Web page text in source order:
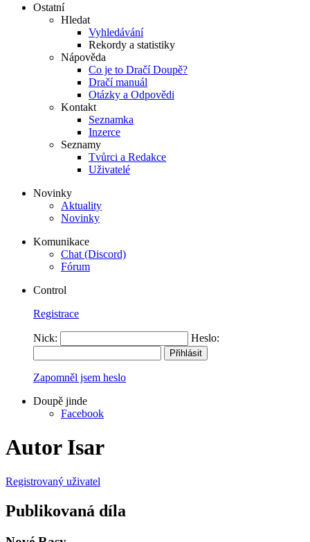
Ostatní
Hledat
Vyhledávání
Rekordy a statistiky
Nápověda
Co je to Dračí Doupě?
Dračí manuál
Otázky a Odpovědi
Kontakt
Seznamka
Inzerce
Seznamy
Tvůrci a Redakce
Uživatelé
Novinky
Aktuality
Novinky
Komunikace
Chat (Discord)
Fórum
Control
Registrace
Nick: Heslo:
Zapomněl jsem heslo
Doupě jinde
Facebook
Autor Isar
Registrovaný uživatel
Publikovaná díla